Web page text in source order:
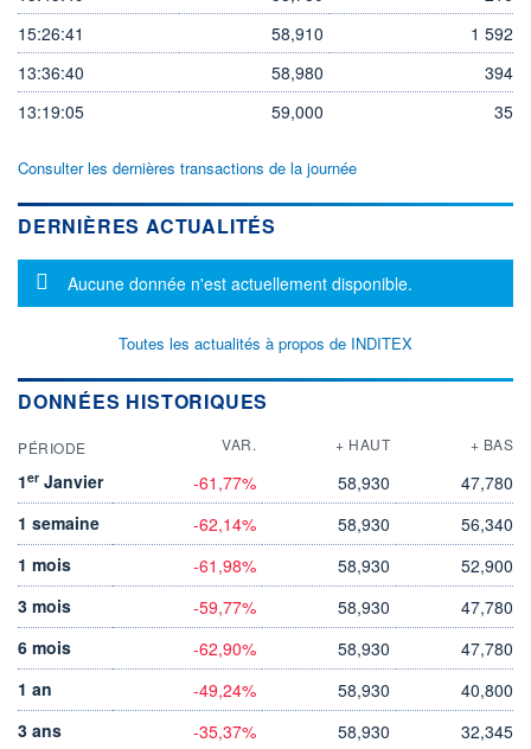
15:26:41
58,910
1 592
13:36:40
58,980
394
13:19:05
59,000 35
Consulter les dernières transactions de la journée
DERNIÈRES ACTUALITÉS
Message d'information
Aucune donnée n'est actuellement disponible.
Toutes les actualités à propos de INDITEX
DONNÉES HISTORIQUES
PÉRIODE VAR. + HAUT + BAS
1er Janvier -61,77% 58,930
47,780
1 semaine
-62,14% 58,930
56,340
1 mois
-61,98% 58,930
52,900
3 mois
-59,77% 58,930
47,780
6 mois
-62,90% 58,930
47,780
1 an
-49,24% 58,930
40,800
3 ans
-35,37% 58,930
32,345